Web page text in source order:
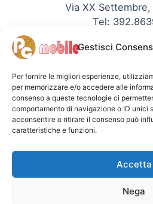
Gestisci
Per fornire le migliori esperienze,
per memorizzare e/o accedere alle
consenso a queste tecnologie ci
comportamento di navigazione o ID unici
acconsentire o ritirare il consenso può
caratteristiche e funzioni.
Accetta
Nega
Via XX
Tel:
REA:
Copyright © -
PC-Mobile
Chi siamo